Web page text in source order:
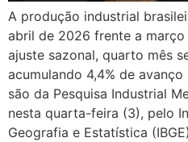
A produção industrial
abril de 2026 frente a
ajuste sazonal, quarto mês
acumulando 4,4% de
são da Pesquisa Industrial
nesta quarta-feira (3), pelo
Geografia e Estatística